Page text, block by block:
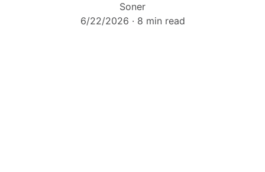
Soner
6/22/2026
8 min read